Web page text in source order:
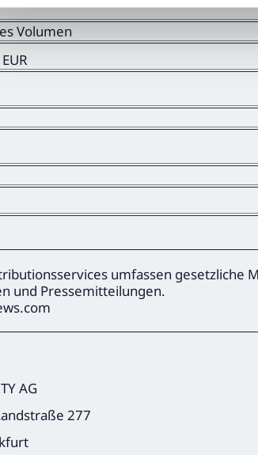
Volumen
umfassen gesetzliche
und Pressemitteilungen.
AG
277